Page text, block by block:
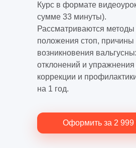
Курс в формате
сумме 33 минуты).
Рассматриваются методы
положения стоп, причины
возникновения
отклонений и упражнения
коррекции и
на 1 год.
Оформить за 2 999